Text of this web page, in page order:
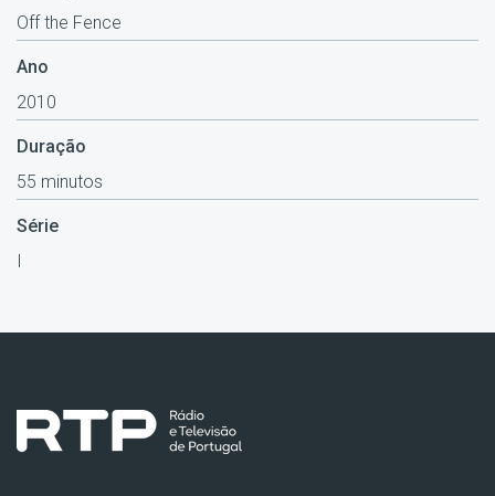
Off the Fence
Ano
2010
Duração
55 minutos
Série